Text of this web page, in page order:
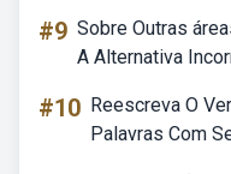
#9 Sobre Outras
A Alternativa
#10 Reescreva O
Palavras Com